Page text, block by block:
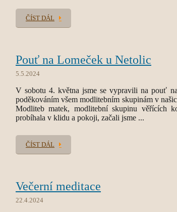
ČÍST DÁL
Pouť na Lomeček u Netolic
5.5.2024
V sobotu 4. května jsme se vypravili na pouť
poděkováním všem modlitebním skupinám v
Modliteb matek, modlitební skupinu věřících
probíhala v klidu a pokoji, začali jsme ...
ČÍST DÁL
Večerní meditace
22.4.2024